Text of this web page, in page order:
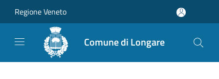
Regione Veneto
Comune di Longare